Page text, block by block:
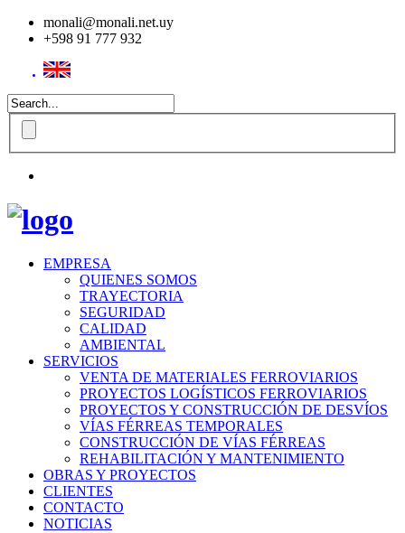
monali@monali.net.uy
+598 91 777 932
EMPRESA
QUIENES SOMOS
TRAYECTORIA
SEGURIDAD
CALIDAD
AMBIENTAL
SERVICIOS
VENTA DE MATERIALES FERROVIARIOS
PROYECTOS LOGÍSTICOS FERROVIARIOS
PROYECTOS Y CONSTRUCCIÓN DE DESVÍOS
VÍAS FÉRREAS TEMPORALES
CONSTRUCCIÓN DE VÍAS FÉRREAS
REHABILITACIÓN Y MANTENIMIENTO
OBRAS Y PROYECTOS
CLIENTES
CONTACTO
NOTICIAS